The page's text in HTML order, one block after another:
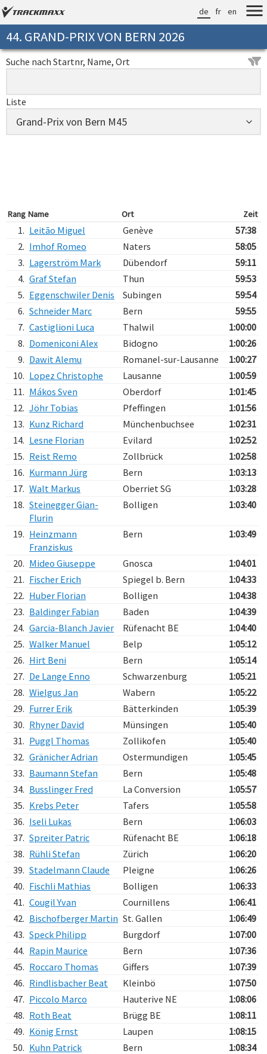
de fr en
44. GRAND-PRIX VON BERN 2026
Suche nach Startnr, Name, Ort
Liste
Rang Name Ort Zeit
1. Leitão Miguel Genève
57:38
2. Imhof Romeo Naters
58:05
3. Lagerström Mark Dübendorf
59:11
4. Graf Stefan Thun
59:53
5. Eggenschwiler Denis Subingen
59:54
6. Schneider Marc Bern
59:55
7. Castiglioni Luca Thalwil
1:00:00
8. Domeniconi Alex Bidogno
1:00:26
9. Dawit Alemu Romanel-sur-Lausanne
1:00:27
10. Lopez Christophe Lausanne
1:00:59
11. Mákos Sven Oberdorf
1:01:45
12. Jöhr Tobias Pfeffingen
1:01:56
13. Kunz Richard Münchenbuchsee
1:02:31
14. Lesne Florian Evilard
1:02:52
15. Reist Remo Zollbrück
1:02:58
16. Kurmann Jürg Bern
1:03:13
17. Walt Markus Oberriet SG
1:03:28
18. Steinegger Gian-
Flurin
Bolligen 1:03:40
19. Heinzmann
Franziskus
Bern 1:03:49
20. Mideo Giuseppe Gnosca
1:04:01
21. Fischer Erich Spiegel b. Bern
1:04:33
22. Huber Florian Bolligen
1:04:38
23. Baldinger Fabian Baden
1:04:39
24. Garcia-Blanch Javier Rüfenacht BE
1:04:40
25. Walker Manuel Belp
1:05:12
26. Hirt Beni Bern
1:05:14
27. De Lange Enno Schwarzenburg
1:05:21
28. Wielgus Jan Wabern
1:05:22
29. Furrer Erik Bätterkinden
1:05:39
30. Rhyner David Münsingen
1:05:40
31. Puggl Thomas Zollikofen
1:05:40
32. Gränicher Adrian Ostermundigen
1:05:45
33. Baumann Stefan Bern
1:05:48
34. Busslinger Fred La Conversion
1:05:57
35. Krebs Peter Tafers
1:05:58
36. Iseli Lukas Bern
1:06:03
37. Spreiter Patric Rüfenacht BE
1:06:18
38. Rühli Stefan Zürich
1:06:20
39. Stadelmann Claude Pleigne
1:06:26
40. Fischli Mathias Bolligen
1:06:33
41. Cougil Yvan Cournillens
1:06:41
42. Bischofberger Martin St. Gallen
1:06:49
43. Speck Philipp Burgdorf
1:07:00
44. Rapin Maurice Bern
1:07:36
45. Roccaro Thomas Giffers
1:07:39
46. Rindlisbacher Beat Kleinbö
1:07:50
47. Piccolo Marco Hauterive NE
1:08:06
48. Roth Beat Brügg BE
1:08:11
49. König Ernst Laupen
1:08:15
50. Kuhn Patrick Bern
1:08:34